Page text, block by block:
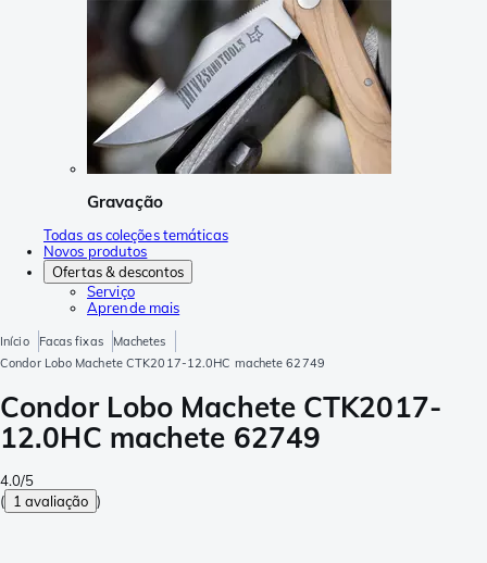
Gravação
Todas as coleções temáticas
Novos produtos
Ofertas & descontos
Serviço
Aprende mais
Início Facas fixas
Machetes
Condor Lobo Machete CTK2017-12.0HC machete 62749
Condor Lobo Machete CTK2017-
12.0HC machete 62749
4.0/5
( 1 avaliação )